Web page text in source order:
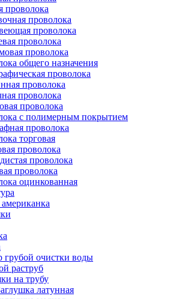
проволока
проволока
проволока
проволока
проволока
общего назначения
проволока
проволока
проволока
проволока
с полимерным покрытием
проволока
торговая
проволока
проволока
проволока
оцинкованная
грубой очистки воды
раструб
на трубу
латунная